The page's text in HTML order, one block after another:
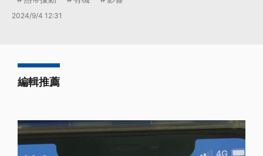
2024/9/4 12:31
編輯推薦